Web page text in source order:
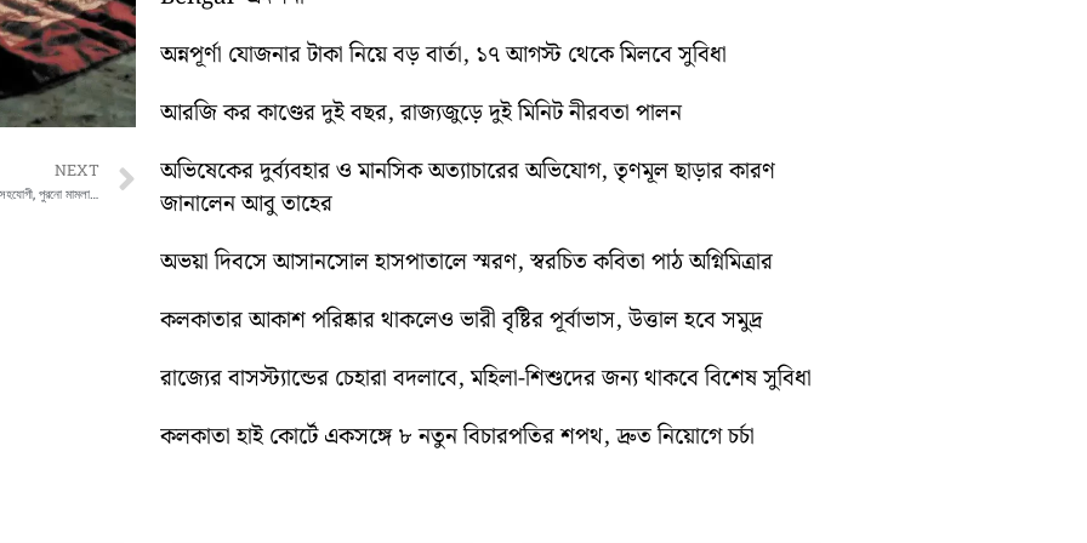
NEXT
অশোকনগরে গ্রেপ্তার প্রাক্তন বিধায়কের ঘনিষ্ঠ সহযোগী, পুরনো মামলায় পুলিশের পদক্ষেপ Next
অন্নপূর্ণা যোজনার টাকা নিয়ে বড় বার্তা, ১৭ আগস্ট থেকে মিলবে সুবিধা
আরজি কর কাণ্ডের দুই বছর, রাজ্যজুড়ে দুই মিনিট নীরবতা পালন
অভিষেকের দুর্ব্যবহার ও মানসিক অত্যাচারের অভিযোগ, তৃণমূল ছাড়ার কারণ
জানালেন আবু তাহের
অভয়া দিবসে আসানসোল হাসপাতালে স্মরণ, স্বরচিত কবিতা পাঠ অগ্নিমিত্রার
কলকাতার আকাশ পরিষ্কার থাকলেও ভারী বৃষ্টির পূর্বাভাস, উত্তাল হবে সমুদ্র
রাজ্যের বাসস্ট্যান্ডের চেহারা বদলাবে, মহিলা-শিশুদের জন্য থাকবে বিশেষ সুবিধা
কলকাতা হাই কোর্টে একসঙ্গে ৮ নতুন বিচারপতির শপথ, দ্রুত নিয়োগে চর্চা